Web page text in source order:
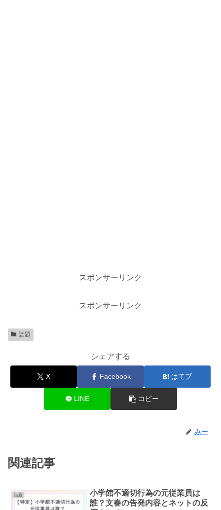
スポンサーリンク
スポンサーリンク
話題
シェアする
X Facebook はてブ
LINE コピー
みー
関連記事
話題
小学館不適切行為の元従業員は
誰？文春の告発内容とネットの反